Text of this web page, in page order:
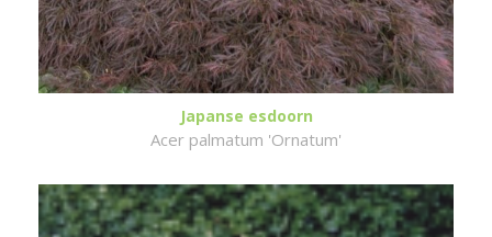
Japanse esdoorn
Acer palmatum 'Ornatum'